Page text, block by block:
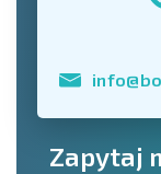
Zapytaj